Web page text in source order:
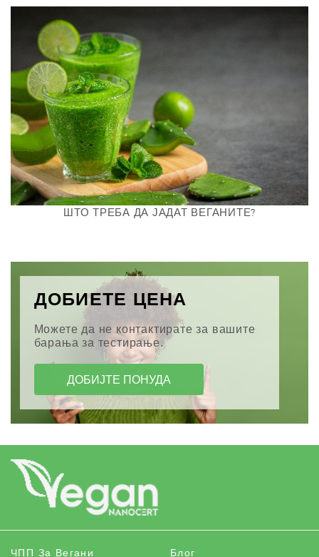
ШТО ТРЕБА ДА ЈАДАТ ВЕГАНИТЕ?
ДОБИЕТЕ ЦЕНА
Можете да не контактирате за вашите
барања за тестирање.
ДОБИЈТЕ ПОНУДА
ЧПП За Вегани Блог